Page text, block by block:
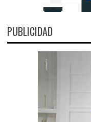
PUBLICIDAD